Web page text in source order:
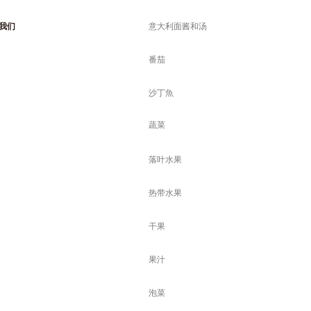
们 意大利面酱和汤
番茄
沙丁魚
蔬菜
落叶水果
热带水果
干果
果汁
泡菜